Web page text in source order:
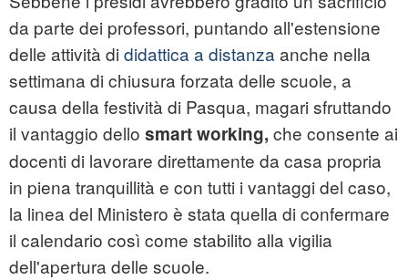
da parte dei professori, puntando all'estensione
delle attività di didattica a distanza anche nella
settimana di chiusura forzata delle scuole, a
causa della festività di Pasqua, magari sfruttando
il vantaggio dello smart working, che consente ai
docenti di lavorare direttamente da casa propria
in piena tranquillità e con tutti i vantaggi del caso,
la linea del Ministero è stata quella di confermare
il calendario così come stabilito alla vigilia
dell'apertura delle scuole.